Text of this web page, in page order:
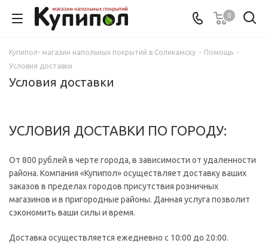
0
Купипол- магазин напольных покрытий в Соликамску - Помощь -
Условия доставки
Условия доставки
УСЛОВИЯ ДОСТАВКИ ПО ГОРОДУ:
От 800 рублей в черте города, в зависимости от удаленности
района. Компания «Купипол» осуществляет доставку ваших
заказов в пределах городов присутствия розничных
магазинов и в пригородные районы. Данная услуга позволит
сэкономить ваши силы и время.
Доставка осуществляется ежедневно с 10:00 до 20:00.